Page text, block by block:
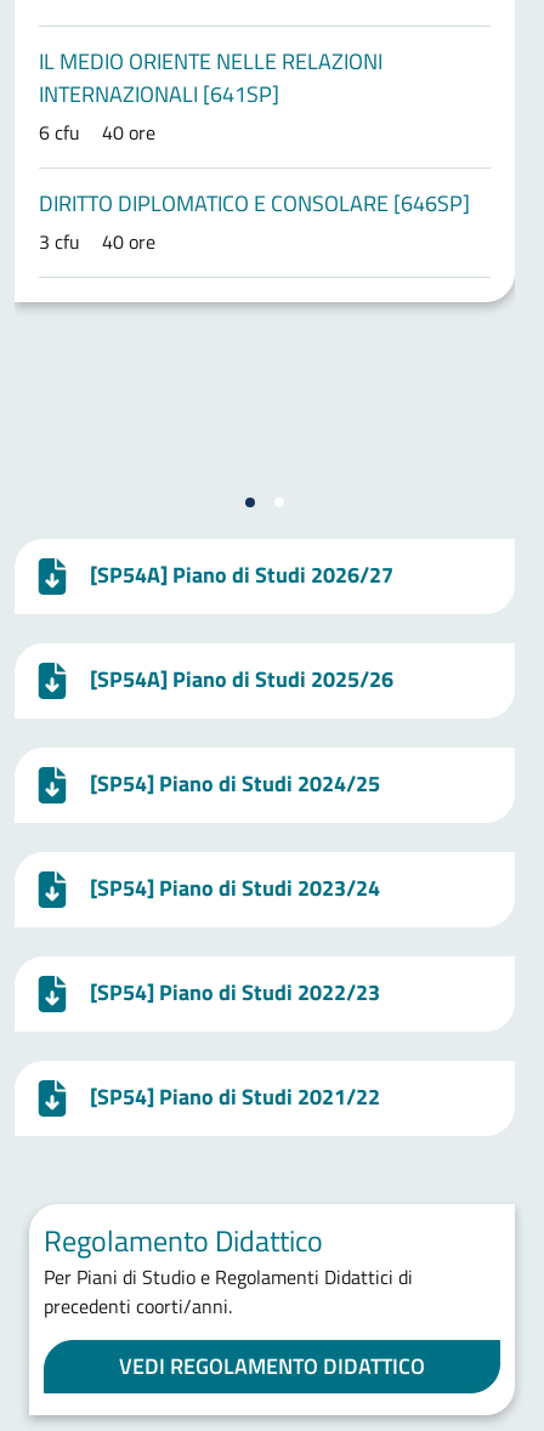
IL MEDIO ORIENTE NELLE RELAZIONI
INTERNAZIONALI [641SP]
6 cfu 40 ore
DIRITTO DIPLOMATICO E CONSOLARE [646SP]
3 cfu 40 ore
[SP54A] Piano di Studi 2026/27
[SP54A] Piano di Studi 2025/26
[SP54] Piano di Studi 2024/25
[SP54] Piano di Studi 2023/24
[SP54] Piano di Studi 2022/23
[SP54] Piano di Studi 2021/22
Regolamento Didattico
Per Piani di Studio e Regolamenti Didattici di
precedenti coorti/anni.
VEDI REGOLAMENTO DIDATTICO